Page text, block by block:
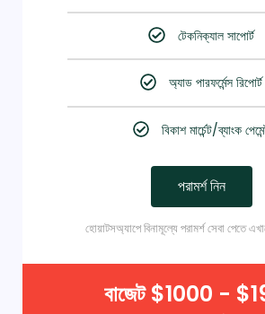
টেকনিক্যাল সাপোর্ট
অ্যাড পারফর্মেন্স রিপোর্ট
বিকাশ মার্চেন্ট/ব্যাংক
পরামর্শ নিন
হোয়াটসঅ্যাপে বিনামূল্যে পরামর্শ সেবা পেতে
বাজেট $1000 -